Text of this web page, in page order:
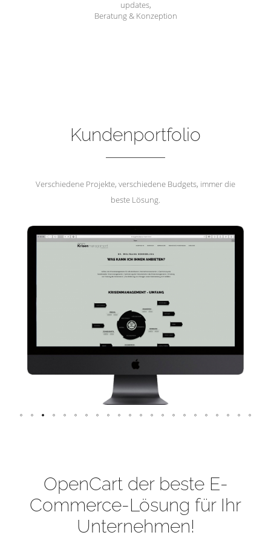
updates,
Beratung & Konzeption
Kundenportfolio
Verschiedene Projekte, verschiedene Budgets, immer die
beste Lösung.
OpenCart der beste E-
Commerce-Lösung für Ihr
Unternehmen!